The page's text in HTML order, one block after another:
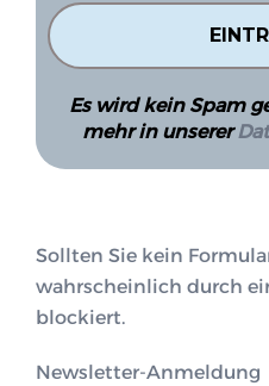
Es wird kein Spam
mehr in unserer
Sollten Sie kein
wahrscheinlich durch
blockiert.
Newsletter-Anmeldung